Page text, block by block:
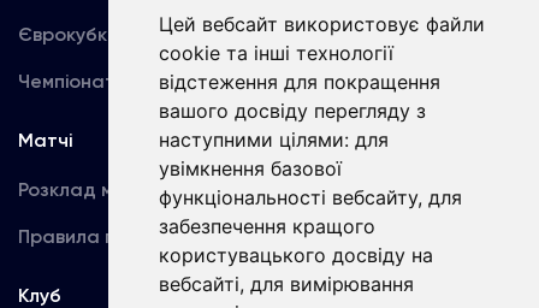
Цей вебсайт використовує файли
cookie та інші технології
відстеження для покращення
вашого досвіду перегляду з
наступними цілями: для
увімкнення базової
функціональності вебсайту, для
забезпечення кращого
користувацького досвіду на
вебсайті, для вимірювання
Єврокубки
Чемпіонат України
Фотогалерея
Акредитація
Матчі
Розклад матчів
Правила поведінки
Команда
Перша команда
U19
Клуб